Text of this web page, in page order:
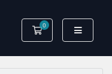
0
Sepet